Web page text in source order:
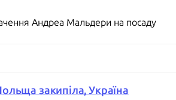
Андреа Мальдери на посаду
закипіла, Україна